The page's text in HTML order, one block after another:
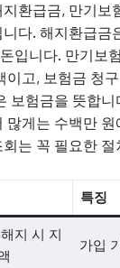
환급금, 만기보
다. 해지환급금
입니다. 만기보
이고, 보험금 청
보험금을 뜻합
많게는 수백만
는 꼭 필요한 절
특징
지 시 지
가입